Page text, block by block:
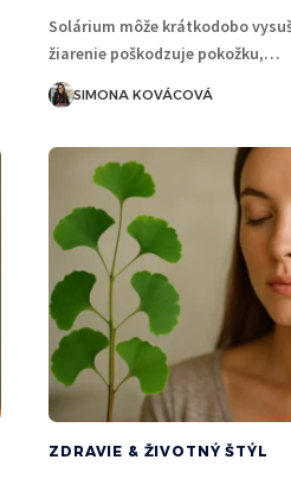
Solárium môže krátkodobo
žiarenie poškodzuje pokožku,…
SIMONA KOVÁCOVÁ
ZDRAVIE & ŽIVOTNÝ ŠTÝL